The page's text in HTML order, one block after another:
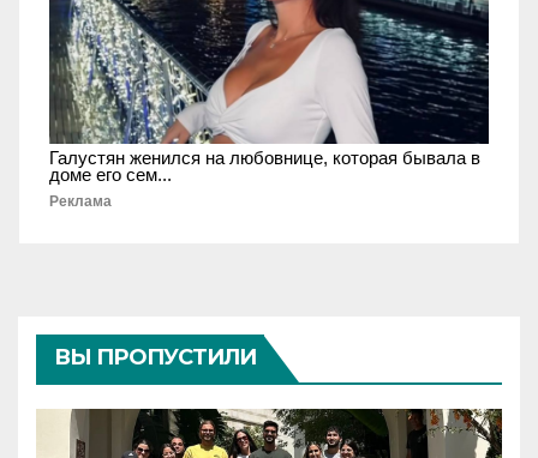
Галустян женился на любовнице, которая бывала в
доме его сем...
Реклама
ВЫ ПРОПУСТИЛИ